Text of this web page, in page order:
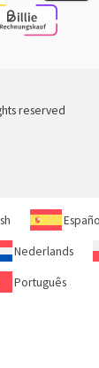
reserved
Nederlands
Português